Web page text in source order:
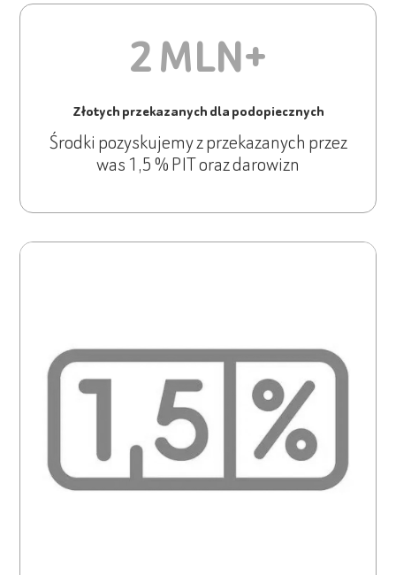
2 MLN+
Złotych przekazanych dla podopiecznych
Środki pozyskujemy z przekazanych przez
was 1,5 % PIT oraz darowizn